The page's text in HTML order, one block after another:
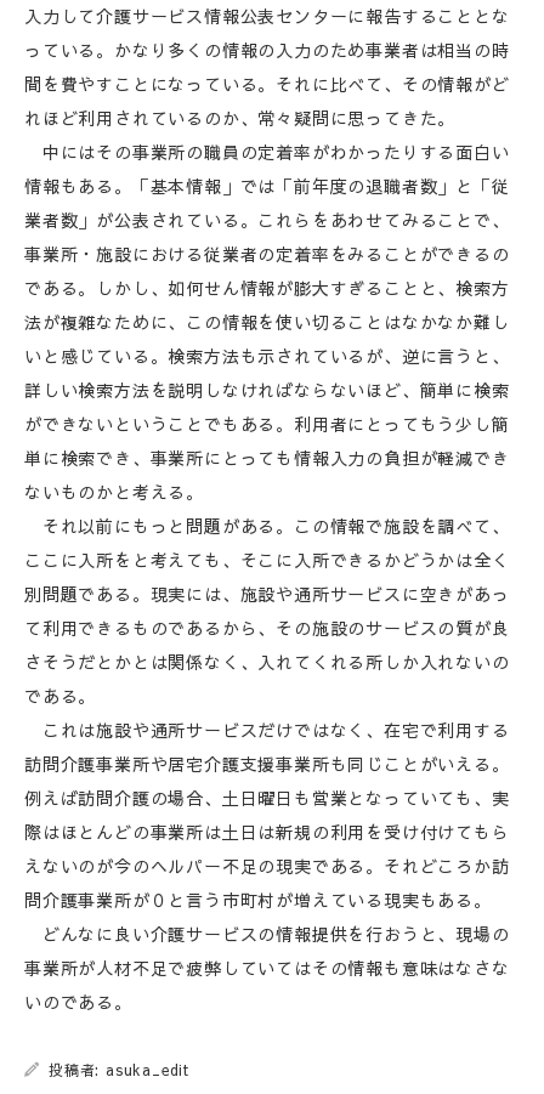
入力して介護サービス情報公表センターに報告することとな
っている。かなり多くの情報の入力のため事業者は相当の時
間を費やすことになっている。それに比べて、その情報がど
れほど利用されているのか、常々疑問に思ってきた。
中にはその事業所の職員の定着率がわかったりする面白い
情報もある。「基本情報」では「前年度の退職者数」と「従
業者数」が公表されている。これらをあわせてみることで、
事業所・施設における従業者の定着率をみることができるの
である。しかし、如何せん情報が膨大すぎることと、検索方
法が複雑なために、この情報を使い切ることはなかなか難し
いと感じている。検索方法も示されているが、逆に言うと、
詳しい検索方法を説明しなければならないほど、簡単に検索
ができないということでもある。利用者にとってもう少し簡
単に検索でき、事業所にとっても情報入力の負担が軽減でき
ないものかと考える。
それ以前にもっと問題がある。この情報で施設を調べて、
ここに入所をと考えても、そこに入所できるかどうかは全く
別問題である。現実には、施設や通所サービスに空きがあっ
て利用できるものであるから、その施設のサービスの質が良
さそうだとかとは関係なく、入れてくれる所しか入れないの
である。
これは施設や通所サービスだけではなく、在宅で利用する
訪問介護事業所や居宅介護支援事業所も同じことがいえる。
例えば訪問介護の場合、土日曜日も営業となっていても、実
際はほとんどの事業所は土日は新規の利用を受け付けてもら
えないのが今のヘルパー不足の現実である。それどころか訪
問介護事業所が０と言う市町村が増えている現実もある。
どんなに良い介護サービスの情報提供を行おうと、現場の
事業所が人材不足で疲弊していてはその情報も意味はなさな
いのである。
投稿者: asuka_edit